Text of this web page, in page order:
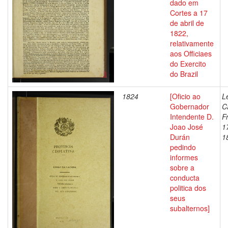
dado em
Cortes a 17
de abril de
1822,
relativamente
aos Officiaes
do Exercito
do Brazil
1824
[Oficio ao
Gobernador
Intendente D.
Joao José
Durán
pedindo
informes
sobre a
conducta
politica dos
seus
subalternos]